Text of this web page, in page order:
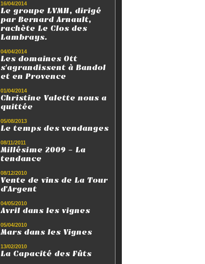
16/04/2014
Le groupe LVMH, dirigé
par Bernard Arnault,
rachète Le Clos des
Lambrays.
04/04/2014
Les domaines Ott
s'agrandissent à Bandol
et en Provence
01/04/2014
Christine Valette nous a
quittée
05/08/2013
Le temps des vendanges
08/11/2011
Millésime 2009 - La
tendance
08/12/2010
Vente de vins de La Tour
d'Argent
04/05/2010
Avril dans les vignes
05/04/2010
Mars dans les Vignes
13/02/2010
La Capacité des Fûts